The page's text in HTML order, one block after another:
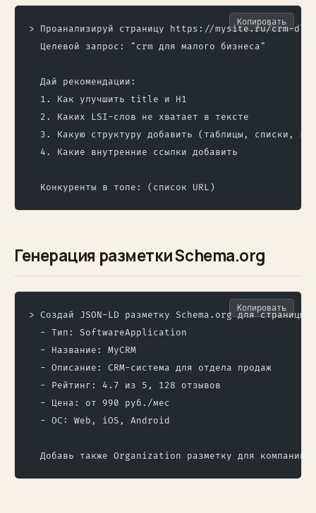
> Проанализируй страницу https://mysite.ru/crm-
  Целевой запрос: "crm для малого бизнеса"
  Дай рекомендации:
  1. Как улучшить title и H1
  2. Каких LSI-слов не хватает в тексте
3. Какую структуру добавить (таблицы, списки,
  4. Какие внутренние ссылки добавить
  Конкуренты в топе: (список URL)
Копировать
Генерация разметки Schema.org
> Создай JSON-LD разметку Schema.org для страницы
  - Тип: SoftwareApplication
  - Название: MyCRM
  - Описание: CRM-система для отдела продаж
  - Рейтинг: 4.7 из 5, 128 отзывов
  - Цена: от 990 руб./мес
  - ОС: Web, iOS, Android
  Добавь также Organization разметку для компании.
Копировать